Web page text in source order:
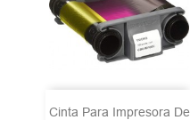
Cinta Para Impresora De